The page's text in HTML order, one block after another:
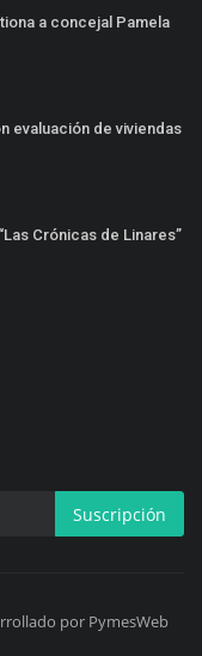
a concejal Pamela
evaluación de viviendas
Crónicas de Linares”
Suscripción
por PymesWeb